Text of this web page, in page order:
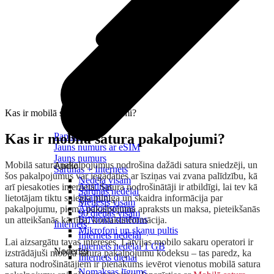
Papildināt
Jauns numurs ar eSIM
Jauns numurs
Sarunas + Internets
Nedēļa visam
Sarunas nedēļai
Mēnesis visam
90 dienas visam
Internets
Internets nedēļai
Internets nedēļai 1 GB
Internets dienai
Audio
Austiņas
Skaļruņi
Audiosistēmas
Brīvroku sistēmas
Mikrofoni un skaņu pultis
Noderīgi
Nomaksas līgums
Kas ir mobilā satura pakalpojumi?
Kas ir mobilā satura pakalpojumi?
Mobilā satura pakalpojumus nodrošina dažādi satura sniedzēji, un
šos pakalpojumus var iegādāties ar īsziņas vai zvana palīdzību, kā
arī piesakoties internetā. Satura nodrošinātāji ir atbildīgi, lai tev kā
lietotājam tiktu sniegta pilnīga un skaidra informācija par
pakalpojumu, piem., pakalpojuma apraksts un maksa, pieteikšanās
un atteikšanās kārtība, kontaktinformācija.
Lai aizsargātu tavas intereses, Latvijas mobilo sakaru operatori ir
izstrādājuši mobilā satura pakalpojumu kodeksu – tas paredz, ka
satura nodrošinātājiem ir pienākums ievērot vienotus mobilā satura